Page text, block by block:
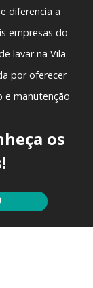
diferencia a
empresas do
lavar na Vila
por oferecer
e manutenção
os